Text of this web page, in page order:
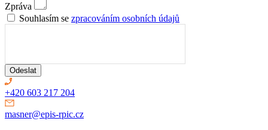
Zpráva
Souhlasím se zpracováním osobních údajů
Odeslat
+420 603 217 204
masner@epis-rpic.cz